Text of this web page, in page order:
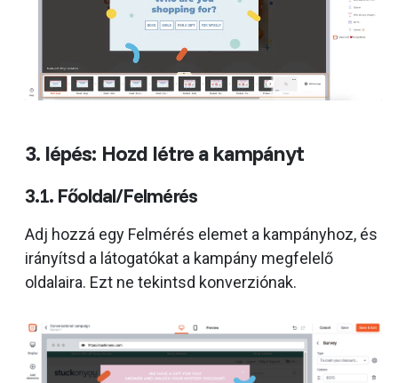
3. lépés: Hozd létre a kampányt
3.1. Főoldal/Felmérés
Adj hozzá egy Felmérés elemet a kampányhoz, és
irányítsd a látogatókat a kampány megfelelő
oldalaira. Ezt ne tekintsd konverziónak.